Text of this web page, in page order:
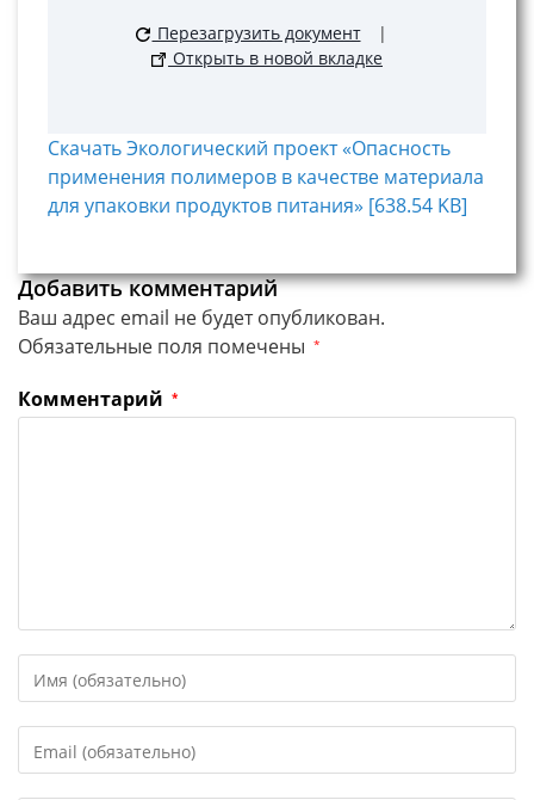
Перезагрузить документ
|
Открыть в новой вкладке
Скачать Экологический проект «Опасность
применения полимеров в качестве материала
для упаковки продуктов питания» [638.54 KB]
Добавить комментарий
Ваш адрес email не будет опубликован.
Обязательные поля помечены *
Комментарий *
свое
или
имя
свой